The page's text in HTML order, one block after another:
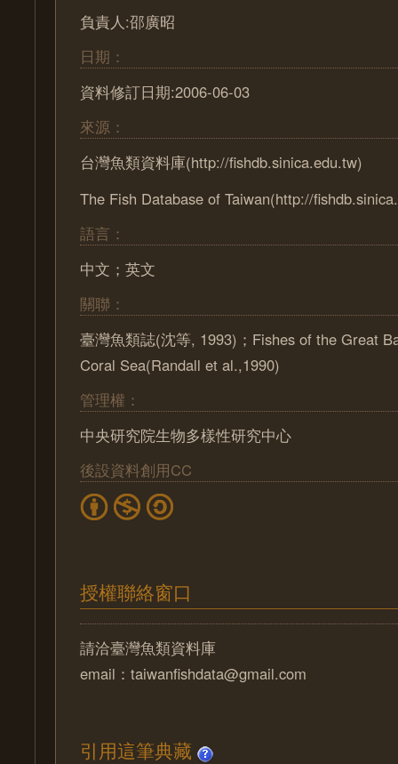
負責人:邵廣昭
日期：
資料修訂日期:2006-06-03
來源：
台灣魚類資料庫(http://fishdb.sinica.edu.tw)
The Fish Database of Taiwan(http://
語言：
中文；英文
關聯：
臺灣魚類誌(沈等, 1993)；Fishes of the Great
Coral Sea(Randall et al.,1990)
管理權：
中央研究院生物多樣性研究中心
後設資料創用CC
授權聯絡窗口
請洽臺灣魚類資料庫
email：taiwanfishdata@gmail.com
引用這筆典藏